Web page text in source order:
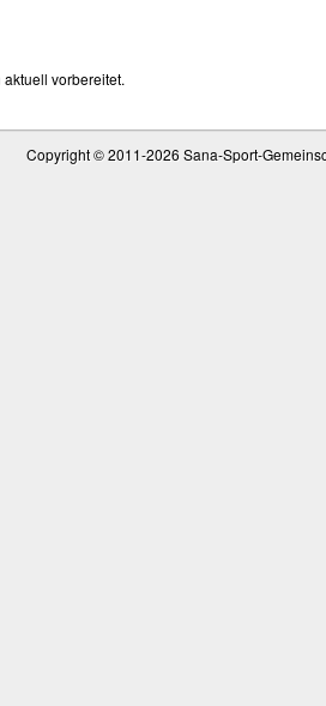
vorbereitet.
Copyright © 2011-2026 Sana-Sport-